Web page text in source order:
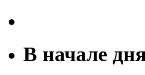
В начале